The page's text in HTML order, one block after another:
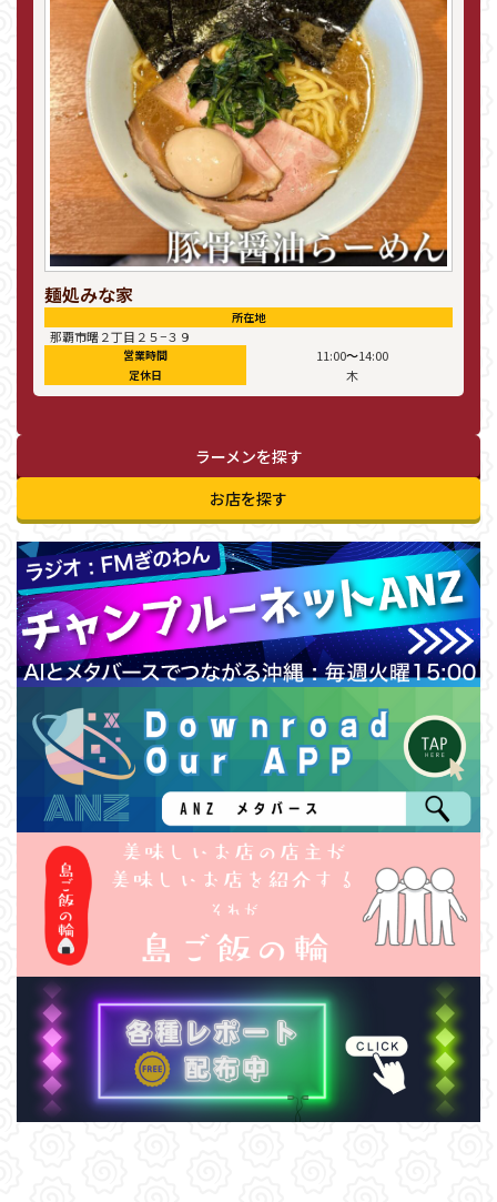
麺処みな家
所在地
那覇市曙２丁目２５−３９
営業時間 11:00〜14:00
定休日 木
ラーメンを探す
お店を探す